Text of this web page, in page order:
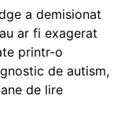
a demisionat
ar fi exagerat
printr-o
de autism,
de lire